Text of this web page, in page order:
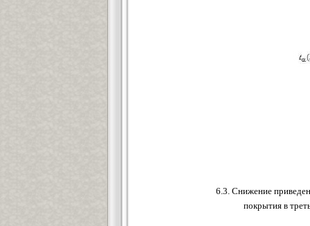
6.3. Снижение
покрытия в